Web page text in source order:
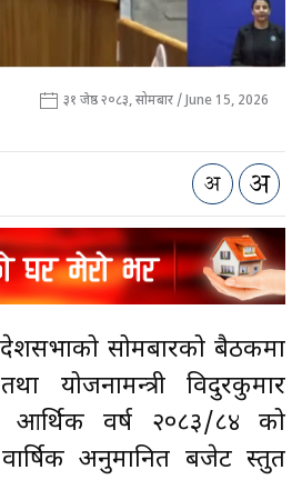
३१ जेष्ठ २०८३, सोमबार / June 15, 2026
सोमबारको बैठकमा
योजनामन्त्री विदुरकुमार
वर्ष २०८३/८४ को
अनुमानित बजेट प्रस्तुत